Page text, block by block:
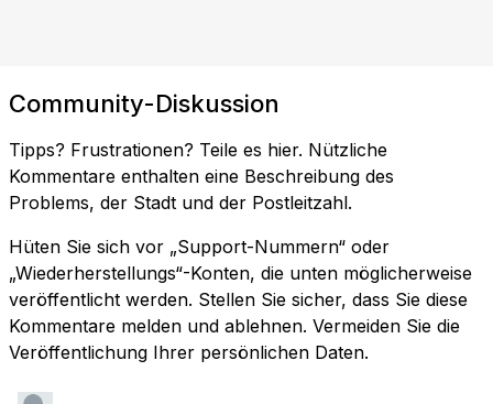
Community-Diskussion
Tipps? Frustrationen? Teile es hier. Nützliche
Kommentare enthalten eine Beschreibung des
Problems, der Stadt und der Postleitzahl.
Hüten Sie sich vor „Support-Nummern“ oder
„Wiederherstellungs“-Konten, die unten möglicherweise
veröffentlicht werden. Stellen Sie sicher, dass Sie diese
Kommentare melden und ablehnen. Vermeiden Sie die
Veröffentlichung Ihrer persönlichen Daten.